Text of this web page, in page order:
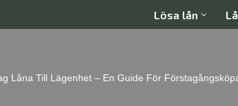
Lösa lån
Låna Till Lägenhet – En Guide För